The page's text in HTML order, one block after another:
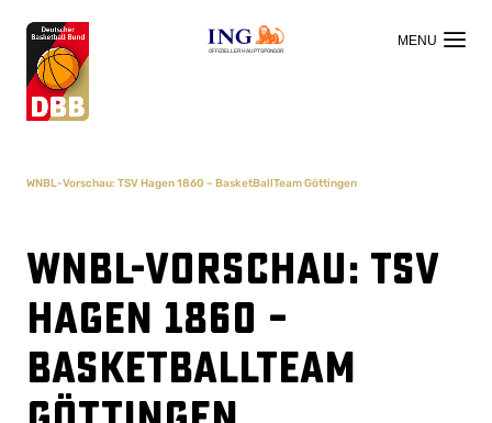
OFFIZIELLER HAUPTSPONSOR
WNBL-Vorschau: TSV Hagen 1860 – BasketBallTeam Göttingen
WNBL-Vorschau: TSV
Hagen 1860 –
BasketBallTeam